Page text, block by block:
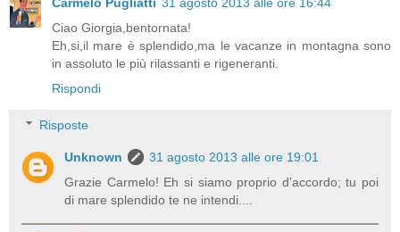
Ciao Giorgia,bentornata!
Eh,si,il mare è splendido,ma le vacanze in montagna sono
in assoluto le più rilassanti e rigeneranti.
Rispondi
Risposte
Unknown
31 agosto 2013 alle ore 19:01
Grazie Carmelo! Eh si siamo proprio d'accordo; tu poi
di mare splendido te ne intendi....